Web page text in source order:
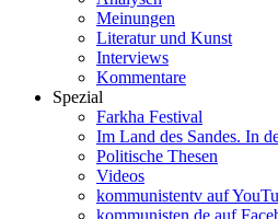
Meinungen
Literatur und Kunst
Interviews
Kommentare
Spezial
Farkha Festival
Im Land des Sandes. In
Politische Thesen
Videos
kommunistentv auf
kommunisten.de auf